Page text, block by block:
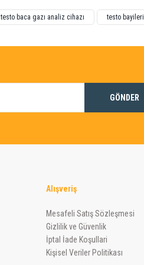
testo baca gazı analiz cihazı testo bayileri
GÖNDER
Alışveriş
Mesafeli Satış Sözleşmesi
Gizlilik ve Güvenlik
İptal İade Koşullari
Kişisel Veriler Politikası